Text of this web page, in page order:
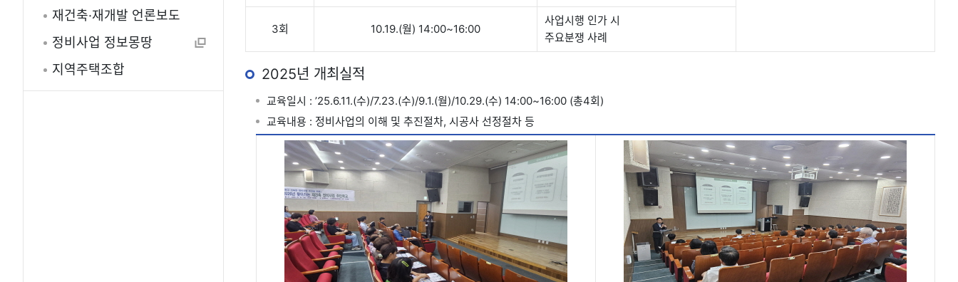
재건축·재개발 언론보도
정비사업 정보몽땅
지역주택조합
3회 10.19.(월) 14:00~16:00
사업시행 인가 시
주요분쟁 사례
2025년 개최실적
교육일시 : ’25.6.11.(수)/7.23.(수)/9.1.(월)/10.29.(수) 14:00~16:00 (총4회)
교육내용 : 정비사업의 이해 및 추진절차, 시공사 선정절차 등